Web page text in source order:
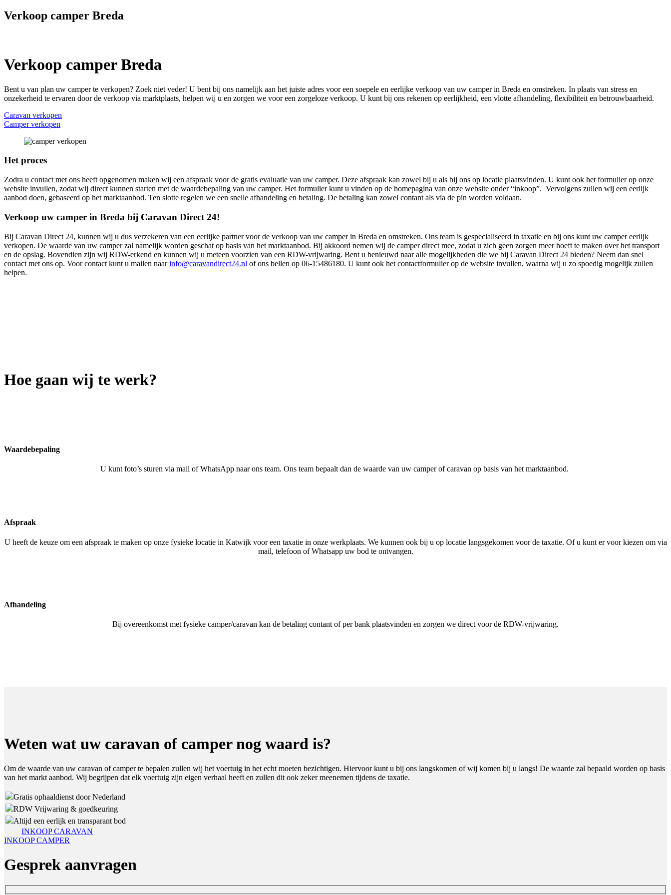
Verkoop camper Breda
Verkoop camper Breda
Bent u van plan uw camper te verkopen? Zoek niet veder! U bent bij ons namelijk aan het juiste adres voor een soepele en eerlijke verkoop van uw camper in Breda en omstreken. In plaats van stress en
onzekerheid te ervaren door de verkoop via marktplaats, helpen wij u en zorgen we voor een zorgeloze verkoop. U kunt bij ons rekenen op eerlijkheid, een vlotte afhandeling, flexibiliteit en betrouwbaarheid.
Caravan verkopen
Camper verkopen
Het proces
Zodra u contact met ons heeft opgenomen maken wij een afspraak voor de gratis evaluatie van uw camper. Deze afspraak kan zowel bij u als bij ons op locatie plaatsvinden. U kunt ook het formulier op onze
website invullen, zodat wij direct kunnen starten met de waardebepaling van uw camper. Het formulier kunt u vinden op de homepagina van onze website onder “inkoop”. Vervolgens zullen wij een eerlijk
aanbod doen, gebaseerd op het marktaanbod. Ten slotte regelen we een snelle afhandeling en betaling. De betaling kan zowel contant als via de pin worden voldaan.
Verkoop uw camper in Breda bij Caravan Direct 24!
Bij Caravan Direct 24, kunnen wij u dus verzekeren van een eerlijke partner voor de verkoop van uw camper in Breda en omstreken. Ons team is gespecialiseerd in taxatie en bij ons kunt uw camper eerlijk
verkopen. De waarde van uw camper zal namelijk worden geschat op basis van het marktaanbod. Bij akkoord nemen wij de camper direct mee, zodat u zich geen zorgen meer hoeft te maken over het transport
en de opslag. Bovendien zijn wij RDW-erkend en kunnen wij u meteen voorzien van een RDW-vrijwaring. Bent u benieuwd naar alle mogelijkheden die we bij Caravan Direct 24 bieden? Neem dan snel
contact met ons op. Voor contact kunt u mailen naarinfo@caravandirect24.nl of ons bellen op 06-15486180. U kunt ook het contactformulier op de website invullen, waarna wij u zo spoedig mogelijk zullen
helpen.
Hoe gaan wij te werk?
Waardebepaling
U kunt foto’s sturen via mail of WhatsApp naar ons team. Ons team bepaalt dan de waarde van uw camper of caravan op basis van het marktaanbod.
Afspraak
U heeft de keuze om een afspraak te maken op onze fysieke locatie in Katwijk voor een taxatie in onze werkplaats. We kunnen ook bij u op locatie langsgekomen voor de taxatie. Of u kunt er voor kiezen om via
mail, telefoon of Whatsapp uw bod te ontvangen.
Afhandeling
Bij overeenkomst met fysieke camper/caravan kan de betaling contant of per bank plaatsvinden en zorgen we direct voor de RDW-vrijwaring.
Weten wat uw caravan of camper nog waard is?
Om de waarde van uw caravan of camper te bepalen zullen wij het voertuig in het echt moeten bezichtigen. Hiervoor kunt u bij ons langskomen of wij komen bij u langs! De waarde zal bepaald worden op basis
van het markt aanbod. Wij begrijpen dat elk voertuig zijn eigen verhaal heeft en zullen dit ook zeker meenemen tijdens de taxatie.
Gratis ophaaldienst door Nederland
RDW Vrijwaring & goedkeuring
Altijd een eerlijk en transparant bod
INKOOP CARAVAN
INKOOP CAMPER
Gesprek aanvragen